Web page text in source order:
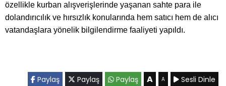
özellikle kurban alışverişlerinde yaşanan sahte para ile
dolandırıcılık ve hırsızlık konularında hem satıcı hem de alıcı
vatandaşlara yönelik bilgilendirme faaliyeti yapıldı.
Paylaş Paylaş Paylaş A A Sesli Dinle